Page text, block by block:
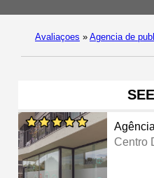
Avaliaçoes » Agencia de
Centro